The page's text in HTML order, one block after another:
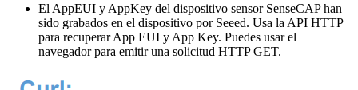
El AppEUI y AppKey del dispositivo sensor SenseCAP han
sido grabados en el dispositivo por Seeed. Usa la API HTTP
para recuperar App EUI y App Key. Puedes usar el
navegador para emitir una solicitud HTTP GET.